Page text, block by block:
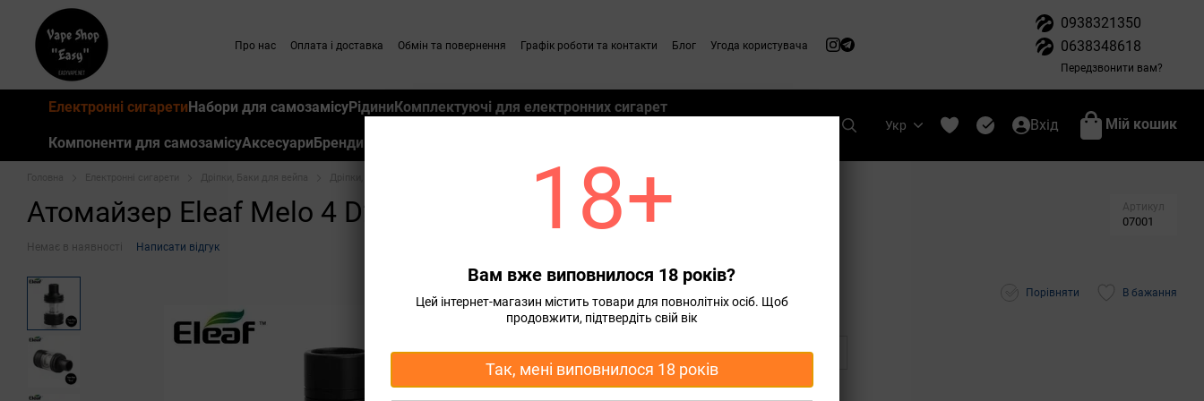
Перейти до основного контенту
Про нас Оплата і доставка Обмін та повернення Графік роботи та контакти Блог Угода користувача
0938321350
0638348618
Передзвонити вам?
Електронні сигаретиНабори для самозамісуРідиниКомплектуючі для електронних сигарет
Компоненти для самозамісуАксесуариБренди
Укр Вхід Мій кошик
Дріпки, Баки для вейпа Дріпки, Баки для вейпа Eleaf Атомайзер Eleaf Melo 4 D22 Оригінал
Атомайзер Eleaf Melo 4 D22 Оригінал Артикул
07001
Немає в наявності Написати відгук
425 грн Порівняти В бажання
Повідомити, коли з'явиться
Характеристики
18+
Вам вже виповнилося 18 років?
Цей інтернет-магазин містить товари для повнолітніх осіб. Щоб
продовжити, підтвердіть свій вік
Так, мені виповнилося 18 років